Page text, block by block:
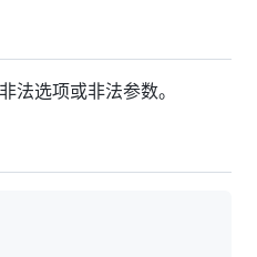
法选项或非法参数。